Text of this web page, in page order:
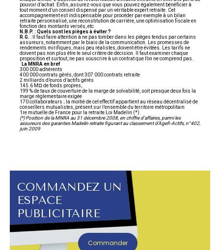
pouvoir d’achat. Enfin, assurez-vous que vous pouvez également bénéficier à
tout moment d’un conseil dispensé par un véritable expert retraite. Cet
accompagnement est indispensable pour procéder par exemple à un bilan
retraite personnalisé, une reconstitution de carrière, une optimisation fiscale en
fonction des montants versés, etc.
N.B.P. : Quels sont les pièges à éviter ?
R.G. : Il faut faire attention à ne pas tomber dans les pièges tendus par certains
assureurs, notamment par le biais de la communication. Les promesses de
rendements mirifiques, mais peu réalistes, doivent être évitées. Les tarifs ne
doivent pas non plus être le seul critère de décision. Il faut examiner chaque
proposition et surtout, ne pas souscrire à un contrat que l’on ne comprend pas.
La MNRA en bref
300 000 adhérents
400 000 contrats gérés, dont 307 000 contrats retraite
2 milliards d’euros d’actifs gérés
145.6 M¤ de fonds propres,
199 % de taux de couverture de la marge de solvabilité, soit presque deux fois la
marge règlementaire exigée
170 collaborateurs ; la moitié de cet effectif appartient au réseau décentralisé de
conseillers mutualistes, présent sur l’ensemble du territoire métropolitain
1re mutuelle de France pour la retraite Loi Madelin (*).
(*) Position de la MNRA au 31 décembre 2008, en chiffre d’affaires, parmi les
assureurs des garanties Madelin retraite figurant au classement d’Agefi-Actifs, n°402,
juin 2009
COMMANDEZ UN
ESPACE
PUBLICITAIRE
Commander